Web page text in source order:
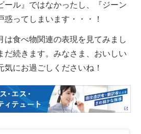
ール』ではなかったし、『ジーン
惑ってしまいます・・・！
は食べ物関連の表現を見てみまし
だ続きます。みなさま、おいしい
にお過ごしくださいね！